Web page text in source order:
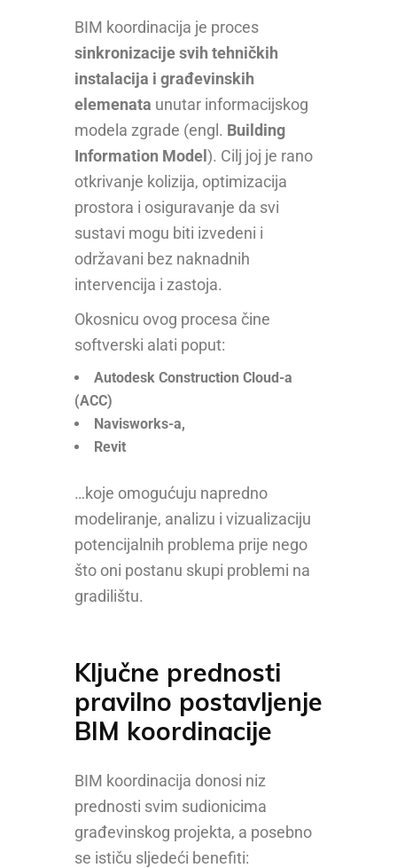
BIM koordinacija je proces
sinkronizacije svih tehničkih
instalacija i građevinskih
elemenata unutar informacijskog
modela zgrade (engl. Building
Information Model ). Cilj joj je rano
otkrivanje kolizija, optimizacija
prostora i osiguravanje da svi
sustavi mogu biti izvedeni i
održavani bez naknadnih
intervencija i zastoja.
Okosnicu ovog procesa čine
softverski alati poput:
Autodesk Construction Cloud-a
(ACC)
Navisworks-a,
Revit
…koje omogućuju napredno
modeliranje, analizu i vizualizaciju
potencijalnih problema prije nego
što oni postanu skupi problemi na
gradilištu.
Ključne prednosti
pravilno postavljenje
BIM koordinacije
BIM koordinacija donosi niz
prednosti svim sudionicima
građevinskog projekta, a posebno
se ističu sljedeći benefiti: